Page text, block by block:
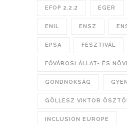
EFOP 2.2.2 EGER
ENIL ENSZ
EPSA FESZTIVÁL
FŐVÁROSI ÁLLAT- ÉS
GONDNOKSÁG
GÖLLESZ VIKTOR
INCLUSION EUROPE